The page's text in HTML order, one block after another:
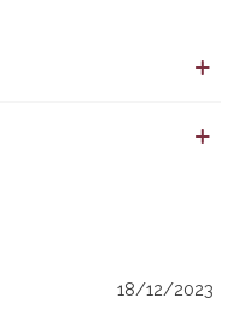
18/12/2023